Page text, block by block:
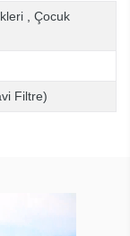
Çocuk
Filtre)